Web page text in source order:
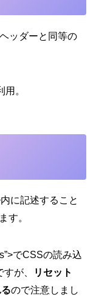
ッダーと同等の
。
に記述すること
す。
でCSSの読み込
が、
リセット
ので注意しまし